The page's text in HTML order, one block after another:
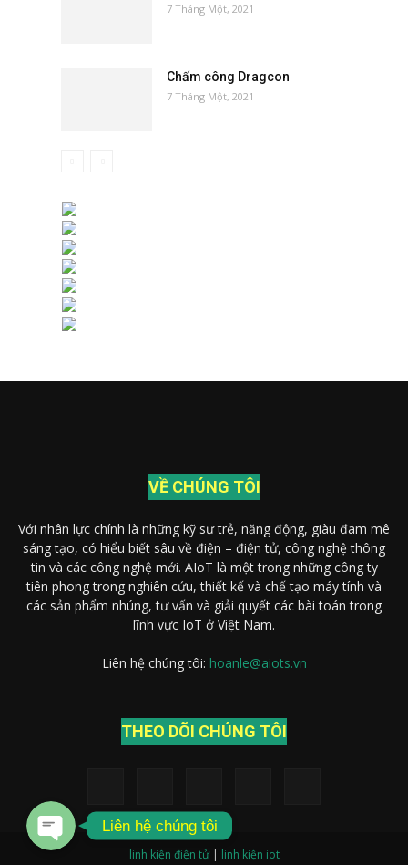
7 Tháng Một, 2021
Chấm công Dragcon
7 Tháng Một, 2021
VỀ CHÚNG TÔI
Với nhân lực chính là những kỹ sư trẻ, năng động, giàu đam mê
sáng tạo, có hiểu biết sâu về điện – điện tử, công nghệ thông
tin và các công nghệ mới. AIoT là một trong những công ty
tiên phong trong nghiên cứu, thiết kế và chế tạo máy tính và
các sản phẩm nhúng, tư vấn và giải quyết các bài toán trong
lĩnh vực IoT ở Việt Nam.
Liên hệ chúng tôi: hoanle@aiots.vn
THEO DÕI CHÚNG TÔI
linh kiện điện tử| linh kiện iot
Liên hệ chúng tôi